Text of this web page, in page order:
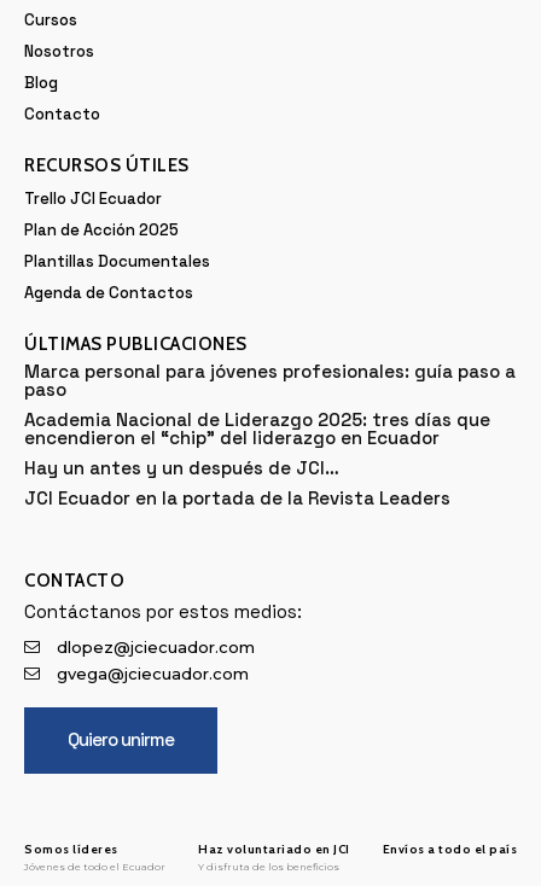
Cursos
Nosotros
Blog
Contacto
RECURSOS ÚTILES
Trello JCI Ecuador
Plan de Acción 2025
Plantillas Documentales
Agenda de Contactos
ÚLTIMAS PUBLICACIONES
Marca personal para jóvenes profesionales: guía paso a
paso
Academia Nacional de Liderazgo 2025: tres días que
encendieron el “chip” del liderazgo en Ecuador
Hay un antes y un después de JCI…
JCI Ecuador en la portada de la Revista Leaders
CONTACTO
Contáctanos por estos medios:
dlopez@jciecuador.com
gvega@jciecuador.com
Quiero unirme
Somos líderes
Jóvenes de todo el Ecuador
Haz voluntariado en JCI
Y disfruta de los beneficios
Envíos a todo el país